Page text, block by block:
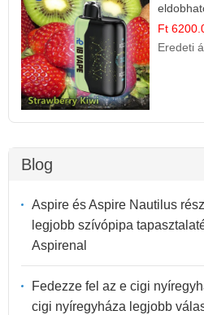
Ft
Eredeti
Blog
Aspire és Aspire Nautilus
legjobb szívópipa
Aspirenal
Fedezze fel az e cigi
cigi nyíregyháza legjobb